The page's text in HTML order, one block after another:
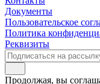
Документы
Пользовательское
Политика
Реквизиты
Продолжая, вы